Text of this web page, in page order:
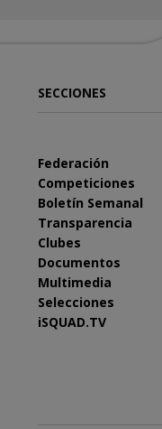
SECCIONES
Federación
Competiciones
Boletín Semanal
Transparencia
Clubes
Documentos
Multimedia
Selecciones
iSQUAD.TV